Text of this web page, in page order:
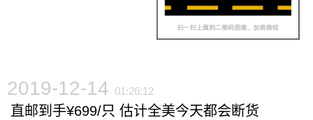
2019-12-14 01:26:12
直邮到手¥699/只 估计全美今天都会断货